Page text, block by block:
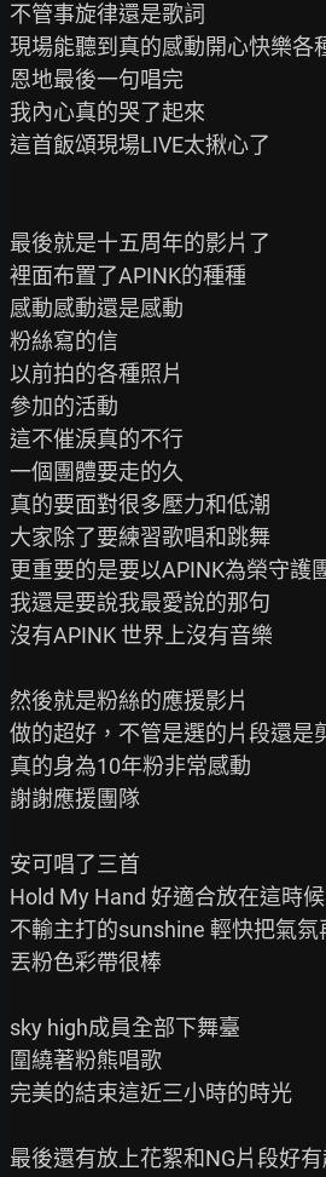
不管事旋律還是歌詞
現場能聽到真的感動開心快樂各
恩地最後一句唱完
我內心真的哭了起來
這首飯頌現場LIVE太揪心了
最後就是十五周年的影片了
裡面布置了APINK的種種
感動感動還是感動
粉絲寫的信
以前拍的各種照片
參加的活動
這不催淚真的不行
一個團體要走的久
真的要面對很多壓力和低潮
大家除了要練習歌唱和跳舞
更重要的是要以APINK為榮守護
我還是要說我最愛說的那句
沒有APINK 世界上沒有音樂
然後就是粉絲的應援影片
做的超好，不管是選的片段還是
真的身為10年粉非常感動
謝謝應援團隊
安可唱了三首
Hold My Hand 好適合放在這時候
不輸主打的sunshine 輕快把氣氛
丟粉色彩帶很棒
sky high成員全部下舞臺
圍繞著粉熊唱歌
完美的結束這近三小時的時光
最後還有放上花絮和NG片段好有